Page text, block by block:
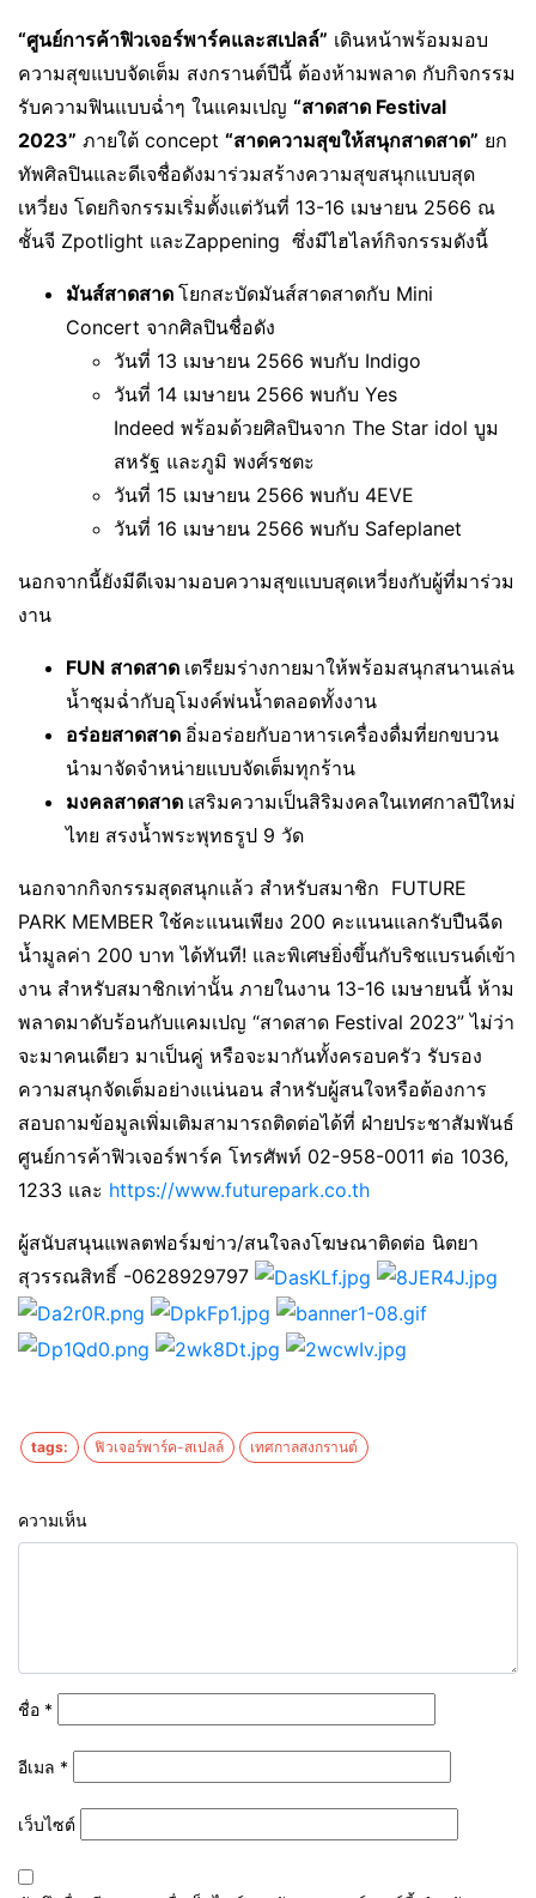
“ศูนย์การค้าฟิวเจอร์พาร์คและสเปลล์” เดินหน้าพร้อมมอบ
ความสุขแบบจัดเต็ม สงกรานต์ปีนี้ ต้องห้ามพลาด กับกิจกรรม
รับความฟินแบบฉ่ำๆ ในแคมเปญ “สาดสาด Festival
2023” ภายใต้ concept “สาดความสุขให้สนุกสาดสาด” ยก
ทัพศิลปินและดีเจชื่อดังมาร่วมสร้างความสุขสนุกแบบสุด
เหวี่ยง โดยกิจกรรมเริ่มตั้งแต่วันที่ 13-16 เมษายน 2566 ณ
ชั้นจี Zpotlight และZappening ซึ่งมีไฮไลท์กิจกรรมดังนี้
มันส์สาดสาด โยกสะบัดมันส์สาดสาดกับ Mini
Concert จากศิลปินชื่อดัง
วันที่ 13 เมษายน 2566 พบกับ Indigo
วันที่ 14 เมษายน 2566 พบกับ Yes
Indeed พร้อมด้วยศิลปินจาก The Star idol บูม
สหรัฐ และภูมิ พงศ์รชตะ
วันที่ 15 เมษายน 2566 พบกับ 4EVE
วันที่ 16 เมษายน 2566 พบกับ Safeplanet
นอกจากนี้ยังมีดีเจมามอบความสุขแบบสุดเหวี่ยงกับผู้ที่มาร่วม
งาน
FUN สาดสาด เตรียมร่างกายมาให้พร้อมสนุกสนานเล่น
น้ำชุมฉ่ำกับอุโมงค์พ่นน้ำตลอดทั้งงาน
อร่อยสาดสาด อิ่มอร่อยกับอาหารเครื่องดื่มที่ยกขบวน
นำมาจัดจำหน่ายแบบจัดเต็มทุกร้าน
มงคลสาดสาด เสริมความเป็นสิริมงคลในเทศกาลปีใหม่
ไทย สรงน้ำพระพุทธรูป 9 วัด
นอกจากกิจกรรมสุดสนุกแล้ว สำหรับสมาชิก FUTURE
PARK MEMBER ใช้คะแนนเพียง 200 คะแนนแลกรับปืนฉีด
น้ำมูลค่า 200 บาท ได้ทันที! และพิเศษยิ่งขึ้นกับริชแบรนด์เข้า
งาน สำหรับสมาชิกเท่านั้น ภายในงาน 13-16 เมษายนนี้ ห้าม
พลาดมาดับร้อนกับแคมเปญ “สาดสาด Festival 2023” ไม่ว่า
จะมาคนเดียว มาเป็นคู่ หรือจะมากันทั้งครอบครัว รับรอง
ความสนุกจัดเต็มอย่างแน่นอน สำหรับผู้สนใจหรือต้องการ
สอบถามข้อมูลเพิ่มเติมสามารถติดต่อได้ที่ ฝ่ายประชาสัมพันธ์
ศูนย์การค้าฟิวเจอร์พาร์ค โทรศัพท์ 02-958-0011 ต่อ 1036,
1233 และ https://www.futurepark.co.th
ผู้สนับสนุนแพลตฟอร์มข่าว/สนใจลงโฆษณาติดต่อ นิตยา
สุวรรณสิทธิ์ -0628929797
tags: ฟิวเจอร์พาร์ค-สเปลล์ เทศกาลสงกรานต์
ความเห็น
ชื่อ *
อีเมล *
เว็บไซต์